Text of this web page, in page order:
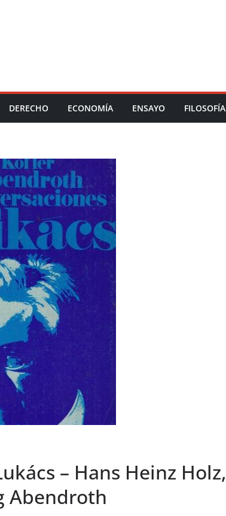
DERECHO ECONOMÍA ENSAYO FILOSOFÍA
– Hans Heinz Holz,
Abendroth